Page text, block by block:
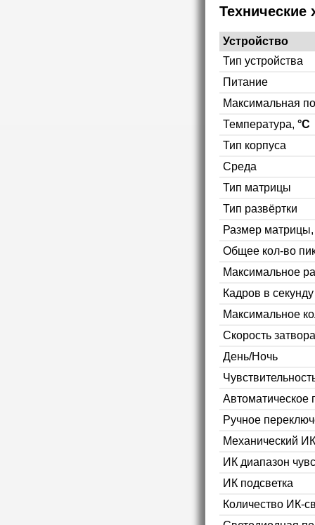
Технические
Устройство
Тип устройства
Питание
Максимальная
Температура, °C
Тип корпуса
Среда
Тип матрицы
Тип развёртки
Размер
Общее кол-во
Максимальное
Кадров в
Максимальное
Скорость
День/Ночь
Автоматическое
Ручное
Механический
ИК диапазон
ИК подсветка
Количество ИК-